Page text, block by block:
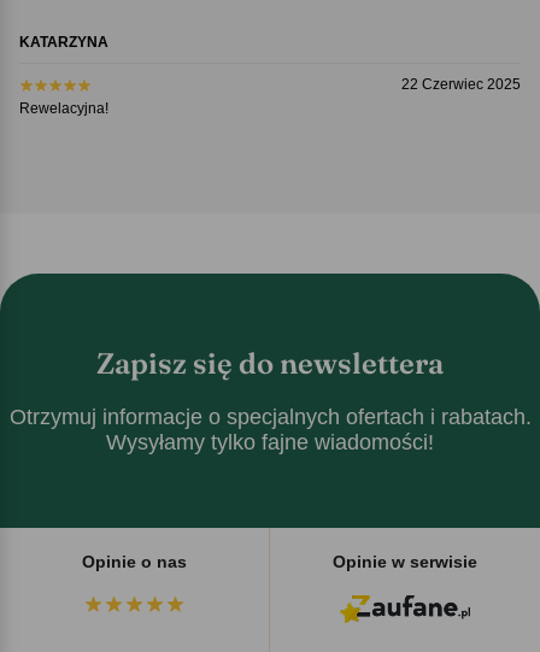
KATARZYNA
22 Czerwiec 2025
Rewelacyjna!
Zapisz się do newslettera
Otrzymuj informacje o specjalnych ofertach i rabatach.
Wysyłamy tylko fajne wiadomości!
Opinie o nas Opinie w serwisie